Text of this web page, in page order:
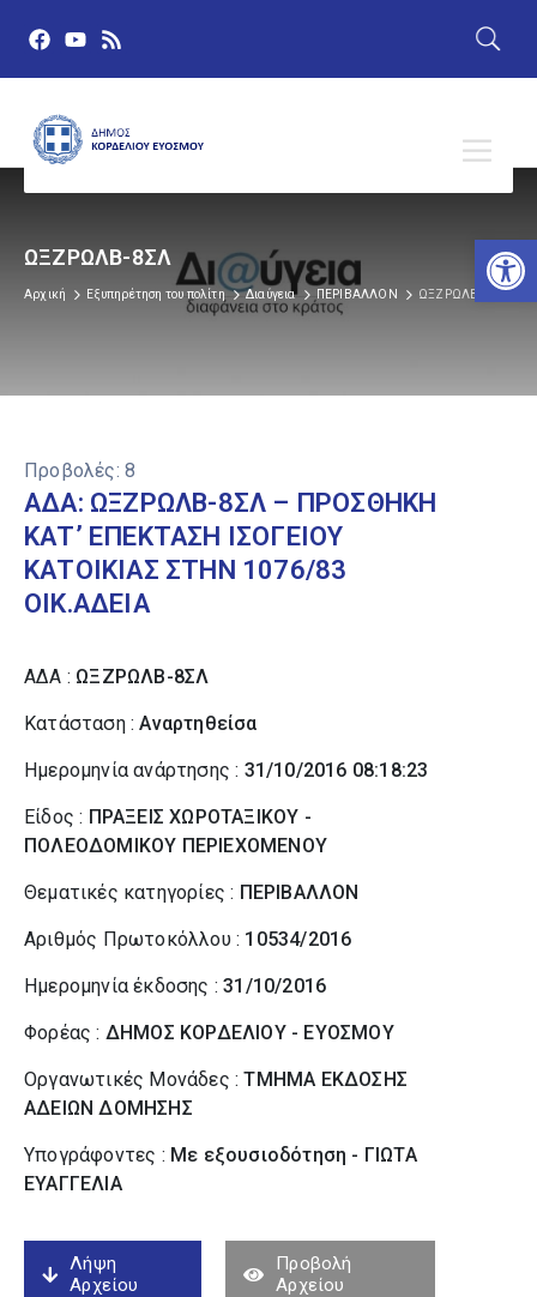
ΩΞΖΡΩΛΒ-8ΣΛ
Αρχική Εξυπηρέτηση του πολίτη Διαύγεια ΠΕΡΙΒΑΛΛΟΝ ΩΞΖΡΩΛΒ-8ΣΛ
Προβολές: 8
ΑΔΑ: ΩΞΖΡΩΛΒ-8ΣΛ – ΠΡΟΣΘΗΚΗ
ΚAΤ’ ΕΠΕΚΤΑΣΗ ΙΣΟΓΕΙΟΥ
ΚΑΤΟΙΚΙΑΣ ΣΤΗΝ 1076/83
ΟΙΚ.ΑΔΕΙΑ
ΑΔΑ : ΩΞΖΡΩΛΒ-8ΣΛ
Κατάσταση :Αναρτηθείσα
Ημερομηνία ανάρτησης : 31/10/2016 08:18:23
Είδος : ΠΡΑΞΕΙΣ ΧΩΡΟΤΑΞΙΚΟΥ -
ΠΟΛΕΟΔΟΜΙΚΟΥ ΠΕΡΙΕΧΟΜΕΝΟΥ
Θεματικές κατηγορίες : ΠΕΡΙΒΑΛΛΟΝ
Αριθμός Πρωτοκόλλου : 10534/2016
Ημερομηνία έκδοσης :31/10/2016
Φορέας : ΔΗΜΟΣ ΚΟΡΔΕΛΙΟΥ - ΕΥΟΣΜΟΥ
Οργανωτικές Μονάδες :ΤΜΗΜΑ ΕΚΔΟΣΗΣ
ΑΔΕΙΩΝ ΔΟΜΗΣΗΣ
Υπογράφοντες : Με εξουσιοδότηση - ΓΙΩΤΑ
ΕΥΑΓΓΕΛΙΑ
Λήψη
Αρχείου
Προβολή
Αρχείου